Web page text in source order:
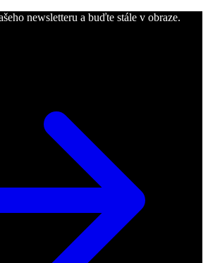
newsletteru a buďte stále v obraze.